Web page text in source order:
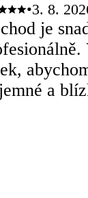
•3. 8.
je
a